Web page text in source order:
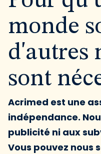
monde
d'autres
sont
Acrimed est une
indépendance.
publicité ni aux
Vous pouvez nous